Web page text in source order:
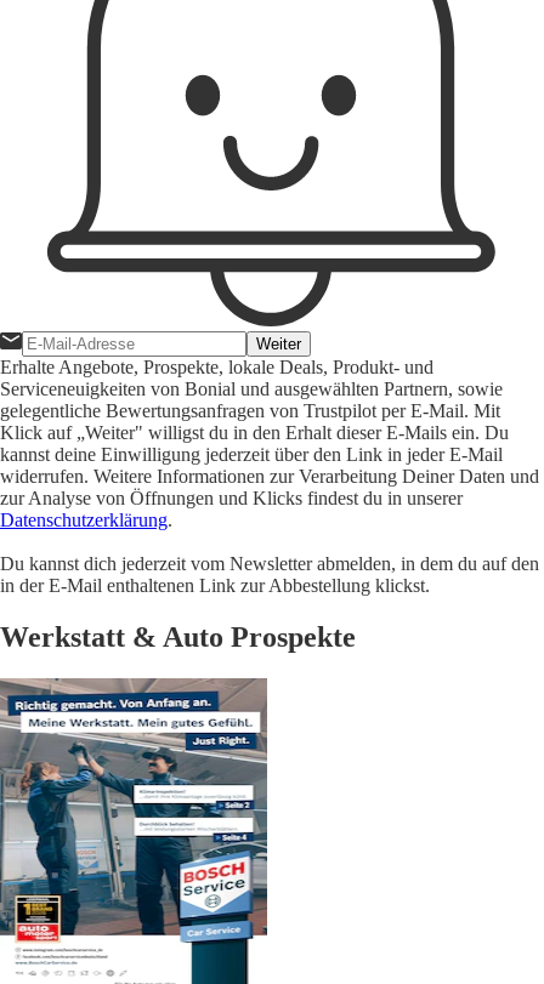
Weiter
Erhalte Angebote, Prospekte, lokale Deals, Produkt- und
Serviceneuigkeiten von Bonial und ausgewählten Partnern, sowie
gelegentliche Bewertungsanfragen von Trustpilot per E-Mail. Mit
Klick auf „Weiter" willigst du in den Erhalt dieser E-Mails ein. Du
kannst deine Einwilligung jederzeit über den Link in jeder E-Mail
widerrufen. Weitere Informationen zur Verarbeitung Deiner Daten und
zur Analyse von Öffnungen und Klicks findest du in unserer
Datenschutzerklärung.
Du kannst dich jederzeit vom Newsletter abmelden, in dem du auf den
in der E-Mail enthaltenen Link zur Abbestellung klickst.
Werkstatt & Auto Prospekte